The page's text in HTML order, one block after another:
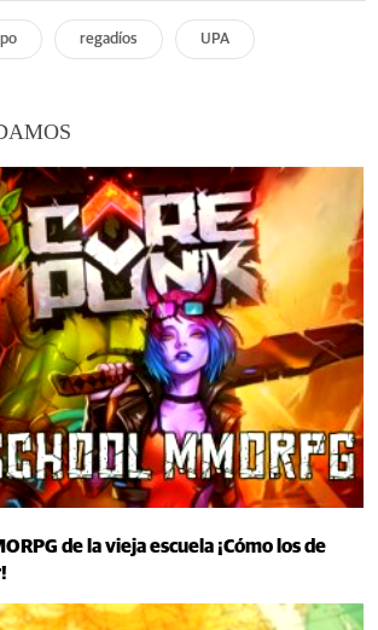
regadíos UPA
de la vieja escuela ¡Cómo los de